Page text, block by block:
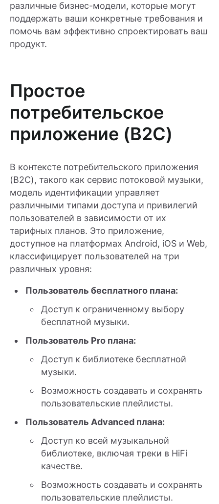
различные бизнес-модели, которые могут
поддержать ваши конкретные требования и
помочь вам эффективно спроектировать ваш
продукт.
Простое
потребительское
приложение (B2C)
В контексте потребительского приложения
(B2C), такого как сервис потоковой музыки,
модель идентификации управляет
различными типами доступа и привилегий
пользователей в зависимости от их
тарифных планов. Это приложение,
доступное на платформах Android, iOS и Web,
классифицирует пользователей на три
различных уровня:
Пользователь бесплатного плана:
Доступ к ограниченному выбору
бесплатной музыки.
Пользователь Pro плана:
Доступ к библиотеке бесплатной
музыки.
Возможность создавать и сохранять
пользовательские плейлисты.
Пользователь Advanced плана:
Доступ ко всей музыкальной
библиотеке, включая треки в HiFi
качестве.
Возможность создавать и сохранять
пользовательские плейлисты.